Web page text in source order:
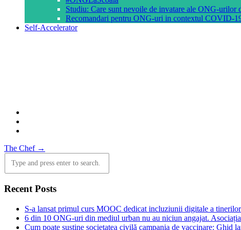
Studiu: Care sunt nevoile de invatare ale ONG-urilor
Recomandari pentru ONG-uri in contextul COVID-
Self-Accelerator
Post
navigation
The Chef →
Recent Posts
S-a lansat primul curs MOOC dedicat incluziunii digitale a tinerilor
6 din 10 ONG-uri din mediul urban nu au niciun angajat.
Cum poate susține societatea civilă campania de vaccinare: Ghid